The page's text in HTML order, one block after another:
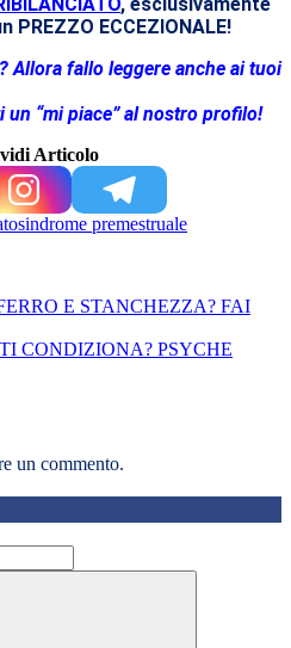
ECCEZIONALE!
Allora fallo leggere anche ai tuoi
“mi piace” al nostro profilo!
Articolo
sindrome premestruale
E STANCHEZZA? FAI
CONDIZIONA? PSYCHE
un commento.